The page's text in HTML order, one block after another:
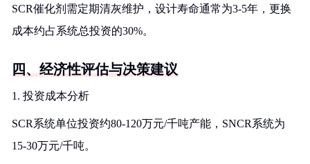
SCR催化剂需定期清灰维护，设计寿命通常为3-5年，更换
成本约占系统总投资的30%。
四、经济性评估与决策建议
1. 投资成本分析
SCR系统单位投资约80-120万元/千吨产能，SNCR系统为
15-30万元/千吨。